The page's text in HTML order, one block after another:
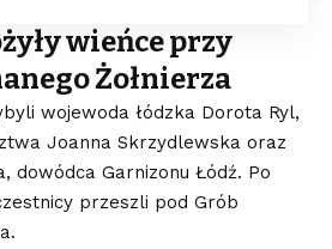
wieńce przy
Żołnierza
wojewoda łódzka Dorota Ryl,
Joanna Skrzydlewska oraz
dowódca Garnizonu Łódź. Po
przeszli pod Grób